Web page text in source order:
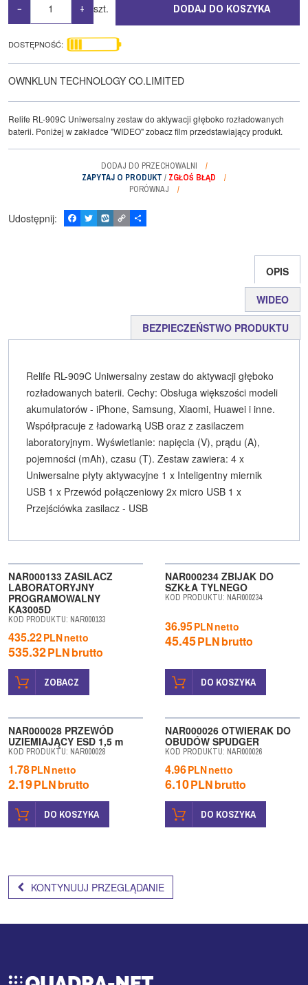
− + szt. DODAJ DO KOSZYKA
DOSTĘPNOŚĆ:
OWNKLUN TECHNOLOGY CO.LIMITED
Relife RL-909C Uniwersalny zestaw do aktywacji głęboko rozładowanych
baterii. Poniżej w zakładce "WIDEO" zobacz film przedstawiający produkt.
DODAJ DO PRZECHOWALNI
ZAPYTAJ O PRODUKT / ZGŁOŚ BŁĄD
PORÓWNAJ
Udostępnij:
F
a
T
w
W
y
C
o
P
o
ę
OPIS
WIDEO
BEZPIECZEŃSTWO PRODUKTU
Relife RL-909C Uniwersalny zestaw do aktywacji głęboko
rozładowanych baterii. Cechy: Obsługa większości modeli
akumulatorów - iPhone, Samsung, Xiaomi, Huawei i inne.
Współpracuje z ładowarką USB oraz z zasilaczem
laboratoryjnym. Wyświetlanie: napięcia (V), prądu (A),
pojemności (mAh), czasu (T). Zestaw zawiera: 4 x
Uniwersalne płyty aktywacyjne 1 x Inteligentny miernik
USB 1 x Przewód połączeniowy 2x micro USB 1 x
Przejściówka zasilacz - USB
NAR000133 ZASILACZ
LABORATORYJNY
PROGRAMOWALNY
KA3005D
KOD PRODUKTU: NAR000133
435.22PLNnetto
535.32PLNbrutto
ZOBACZ
NAR000234 ZBIJAK DO
SZKŁA TYLNEGO
KOD PRODUKTU: NAR000234
36.95PLNnetto
45.45PLNbrutto
DO KOSZYKA
NAR000028 PRZEWÓD
UZIEMIAJĄCY ESD 1,5 m
KOD PRODUKTU: NAR000028
1.78PLNnetto
2.19PLNbrutto
DO KOSZYKA
NAR000026 OTWIERAK DO
OBUDÓW SPUDGER
KOD PRODUKTU: NAR000026
4.96PLNnetto
6.10PLNbrutto
DO KOSZYKA
KONTYNUUJ PRZEGLĄDANIE